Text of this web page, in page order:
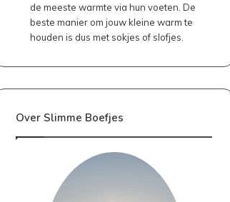
de meeste warmte via hun voeten. De
beste manier om jouw kleine warm te
houden is dus met sokjes of slofjes.
Over Slimme Boefjes